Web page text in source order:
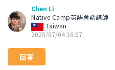
Chen Li
Native Camp英語會話講師
Taiwan
2025/07/04 16:07
回答